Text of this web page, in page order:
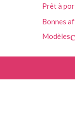
Prêt à
Bonnes
Modèles